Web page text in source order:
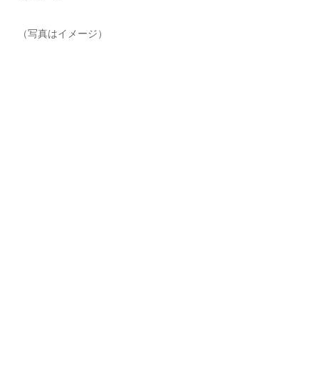
（写真はイメージ）